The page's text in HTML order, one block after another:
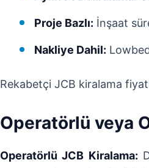
Proje Bazlı: İnşaat
Nakliye Dahil:
Rekabetçi JCB kiralama
Operatörlü veya
Operatörlü JCB Kiralama: